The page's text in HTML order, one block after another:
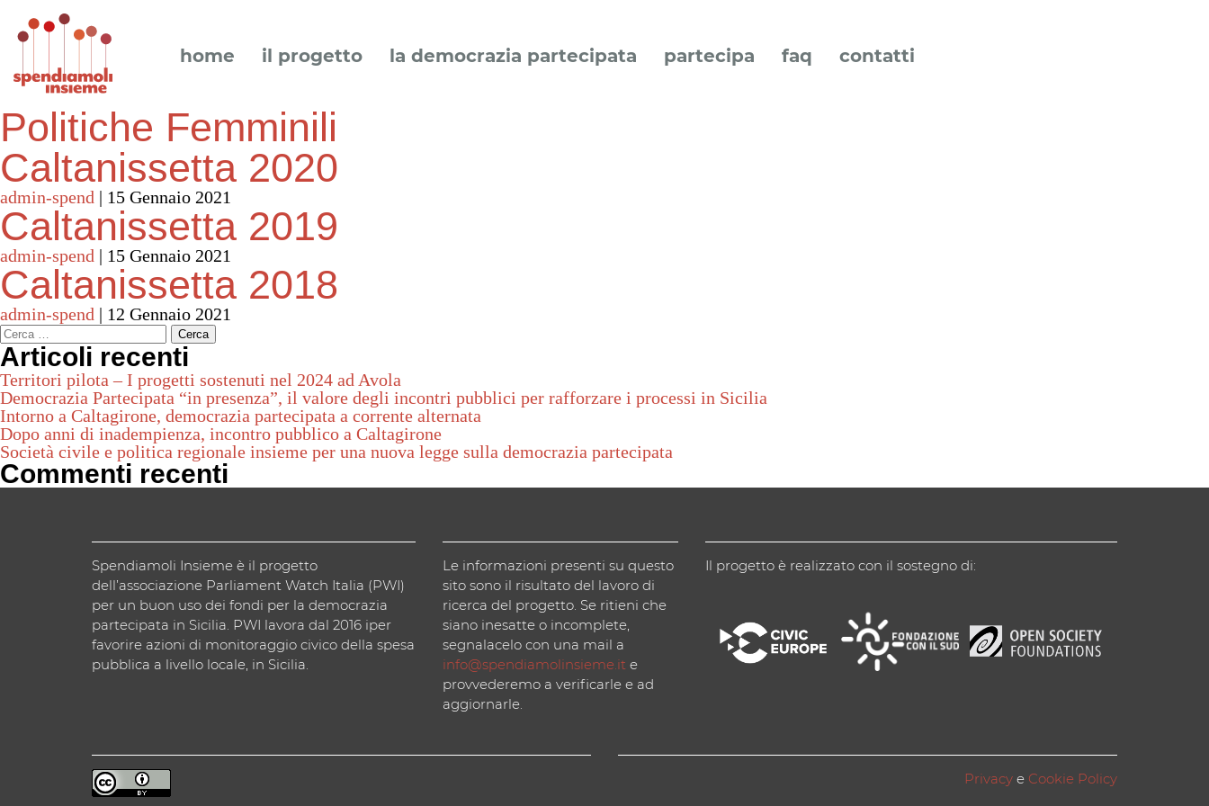
home il progetto la democrazia partecipata partecipa faq contatti
Politiche Femminili
Caltanissetta 2020
admin-spend | 15 Gennaio 2021
Caltanissetta 2019
admin-spend | 15 Gennaio 2021
Caltanissetta 2018
admin-spend | 12 Gennaio 2021
Ricerca per:
Articoli recenti
Territori pilota – I progetti sostenuti nel 2024 ad Avola
Democrazia Partecipata “in presenza”, il valore degli incontri pubblici per rafforzare i processi in Sicilia
Intorno a Caltagirone, democrazia partecipata a corrente alternata
Dopo anni di inadempienza, incontro pubblico a Caltagirone
Società civile e politica regionale insieme per una nuova legge sulla democrazia partecipata
Commenti recenti
Spendiamoli Insieme è il progetto
dell’associazione Parliament Watch Italia (PWI)
per un buon uso dei fondi per la democrazia
partecipata in Sicilia. PWI lavora dal 2016 iper
favorire azioni di monitoraggio civico della spesa
pubblica a livello locale, in Sicilia.
Le informazioni presenti su questo
sito sono il risultato del lavoro di
ricerca del progetto. Se ritieni che
siano inesatte o incomplete,
segnalacelo con una mail a
info@spendiamolinsieme.ite
provvederemo a verificarle e ad
aggiornarle.
Il progetto è realizzato con il sostegno di:
Privacy e Cookie Policy